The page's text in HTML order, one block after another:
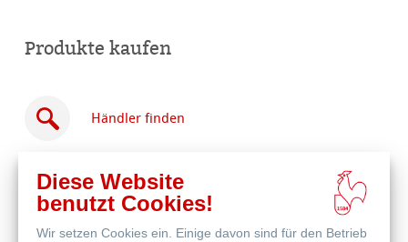
Produkte kaufen
Händler finden
Online
Diese Website
benutzt Cookies!
Wir setzen Cookies ein. Einige davon sind für den Betrieb